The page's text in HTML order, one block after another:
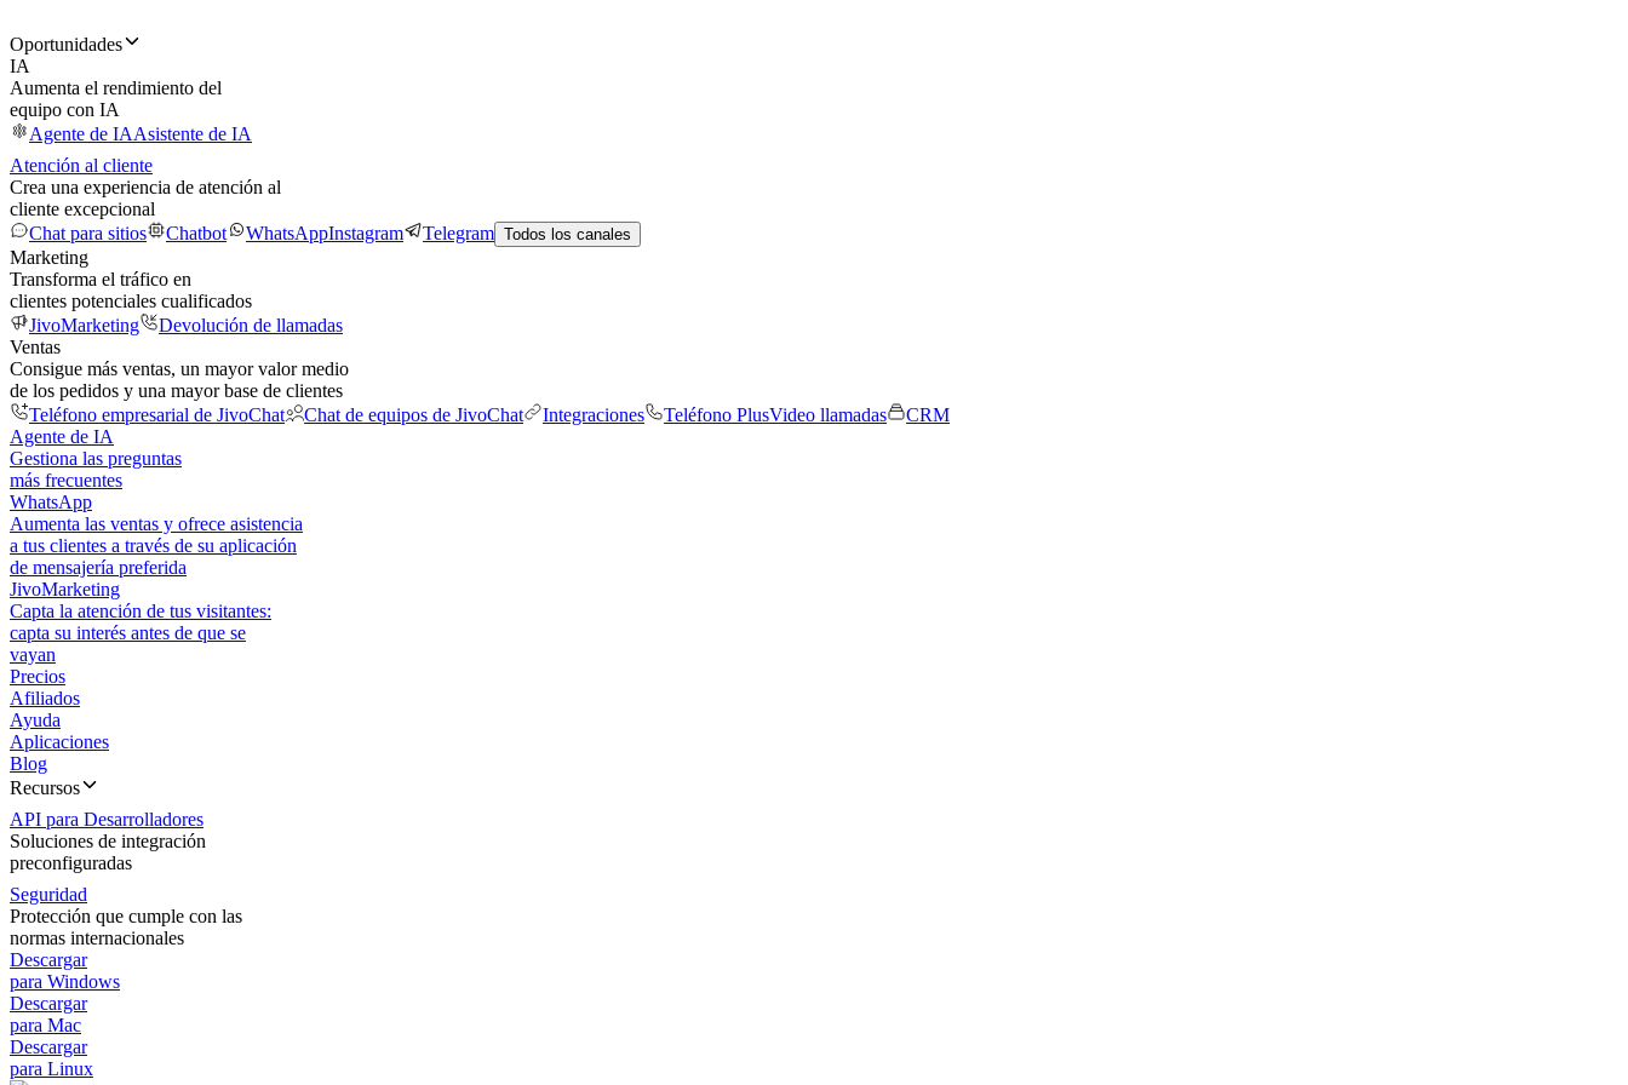
Oportunidades
IA
Aumenta el rendimiento del
equipo con IA
Agente de IAAsistente de IA
Atención al cliente
Crea una experiencia de atención al
cliente excepcional
Chat para sitios
Chatbot WhatsAppInstagram Telegram Todos los canales
Marketing
Transforma el tráfico en
clientes potenciales cualificados
JivoMarketing
Devolución de llamadas
Ventas
Consigue más ventas, un mayor valor medio
de los pedidos y una mayor base de clientes
Teléfono empresarial de JivoChat
Chat de equipos de JivoChat Integraciones Teléfono PlusVideo llamadas
CRM
Agente de IA
Gestiona las preguntas
más frecuentes
WhatsApp
Aumenta las ventas y ofrece asistencia
a tus clientes a través de su aplicación
de mensajería preferida
JivoMarketing
Capta la atención de tus visitantes:
capta su interés antes de que se
vayan
Precios
Afiliados
Ayuda
Aplicaciones
Blog
Recursos
API para Desarrolladores
Soluciones de integración
preconfiguradas
Seguridad
Protección que cumple con las
normas internacionales
Descargar
para Windows
Descargar
para Mac
Descargar
para Linux